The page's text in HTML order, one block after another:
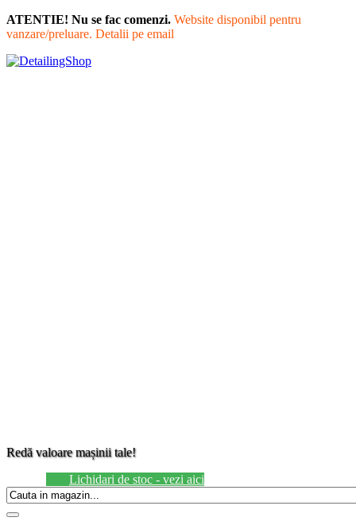
ATENTIE! Nu se fac comenzi. Website disponibil pentru
vanzare/preluare. Detalii pe email
Redăvaloaremașinii tale!
Lichidari de stoc - vezi aici